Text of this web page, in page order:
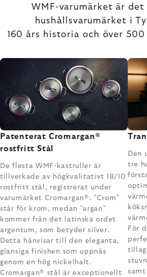
WMF-varumärket är det
hushållsvarumärket i
160 års historia och över 500
Patenterat Cromargan®
rostfritt Stål
De flesta WMF-kastruller är
tillverkade av högkvalitativt 18/10
rostfritt stål, registrerat under
varumärket Cromargan®. "Crom"
står för krom, medan "argan"
kommer från det latinska ordet
argentum, som betyder silver.
Detta hänvisar till den eleganta,
glansiga finishen som uppnås
genom en hög nickelhalt.
Cromargan® stål är exceptionellt
Den
tre
För
samt